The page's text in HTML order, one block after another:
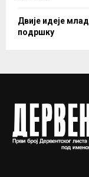
Двије идеје
подршку